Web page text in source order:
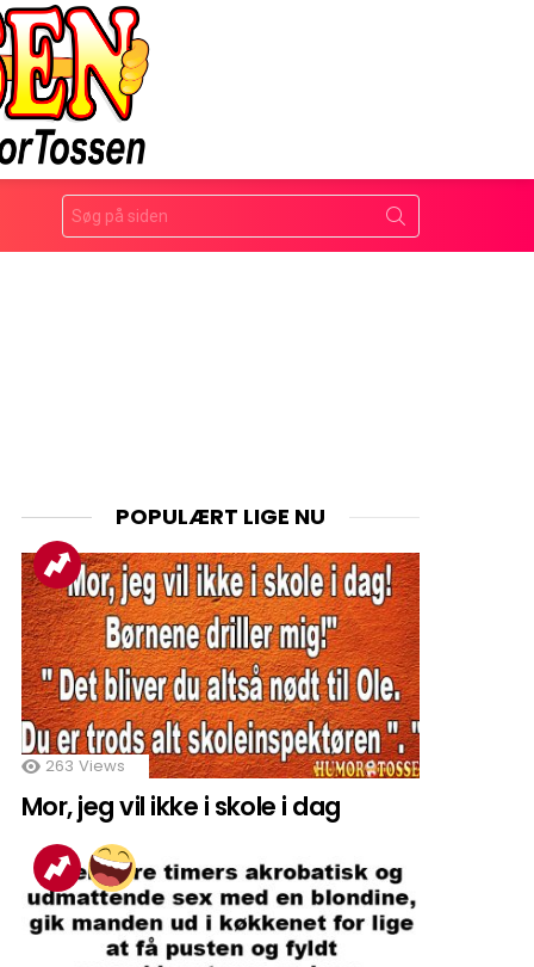
Search
for:
POPULÆRT LIGE NU
263 Views
Mor, jeg vil ikke i skole i dag